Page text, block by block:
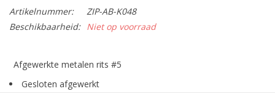
Artikelnummer:
ZIP-AB-K048
Beschikbaarheid: Niet op voorraad
Afgewerkte metalen rits #5
Gesloten afgewerkt